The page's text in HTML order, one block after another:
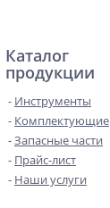
Каталог
продукции
Инструменты
Комплектующие
Запасные части
Прайс-лист
Наши услуги